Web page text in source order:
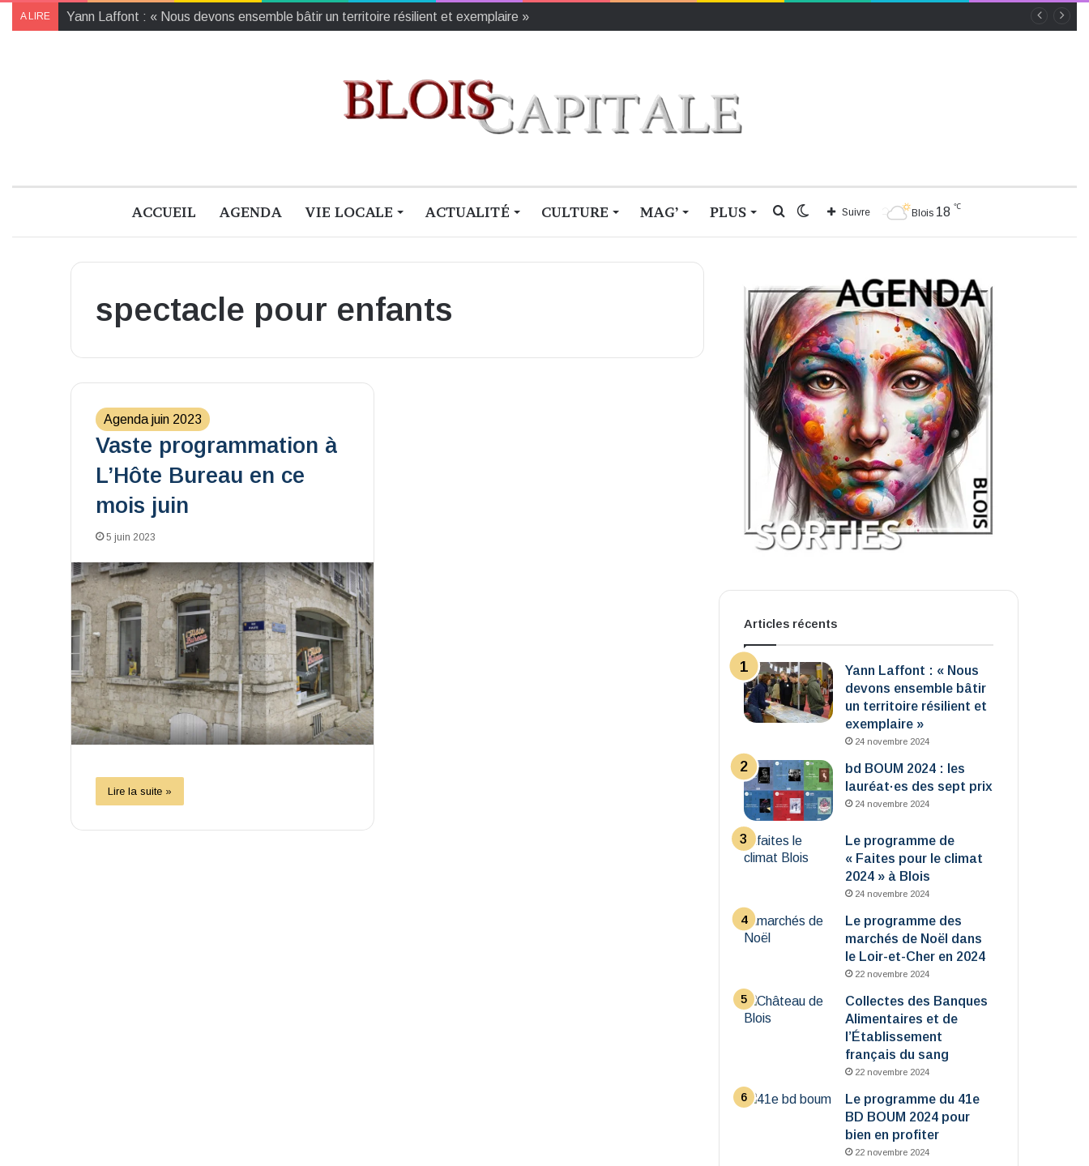
A LIRE Yann Laffont : « Nous devons ensemble bâtir un territoire résilient et exemplaire »
ACCUEIL AGENDA VIE LOCALE ACTUALITÉ CULTURE MAG’ PLUS Blois 18 ℃
Suivre
Switch
Rechercher
spectacle pour enfants
Agenda juin 2023
Vaste programmation à
L’Hôte Bureau en ce
mois juin
5 juin 2023
Lire la suite »
Articles récents
Yann Laffont : « Nous
devons ensemble bâtir
un territoire résilient et
exemplaire »
24 novembre 2024
bd BOUM 2024 : les
lauréat·es des sept prix
24 novembre 2024
Le programme de
« Faites pour le climat
2024 » à Blois
24 novembre 2024
Le programme des
marchés de Noël dans
le Loir-et-Cher en 2024
22 novembre 2024
Collectes des Banques
Alimentaires et de
l’Établissement
français du sang
22 novembre 2024
Le programme du 41e
BD BOUM 2024 pour
bien en profiter
22 novembre 2024